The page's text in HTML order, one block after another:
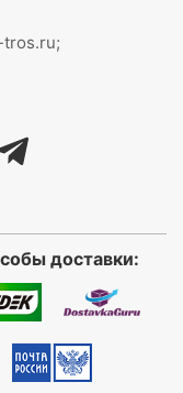
tros.ru;
доставки: